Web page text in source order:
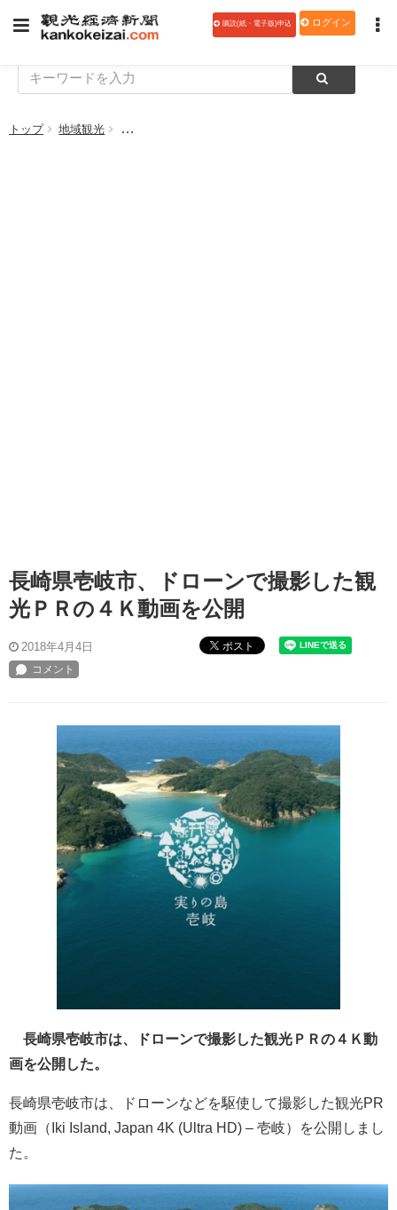
購読(紙・電子版)申込 ログイン
トップ 地域観光 長崎県壱岐市、ドローンで撮影した観光ＰＲの４Ｋ
長崎県壱岐市、ドローンで撮影した観
光ＰＲの４Ｋ動画を公開
2018年4月4日 ポスト
長崎県壱岐市は、ドローンで撮影した観光ＰＲの４Ｋ動
画を公開した。
長崎県壱岐市は、ドローンなどを駆使して撮影した観光PR
動画（Iki Island, Japan 4K (Ultra HD) – 壱岐）を公開しまし
た。